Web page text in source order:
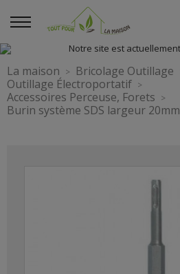
La maison
Bricolage Outillage
Outillage Électroportatif
Accessoires Perceuse, Forets
Burin système SDS largeur 20mm